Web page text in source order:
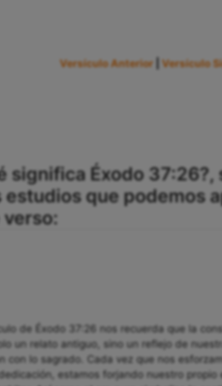
Versículo Anterior |Versículo
significa Éxodo
estudios que podemos
de Éxodo 37:26 nos recuerda que la
un relato antiguo, sino un reflejo de
con lo sagrado. Cada vez que nos
estamos forjando nuestro propio